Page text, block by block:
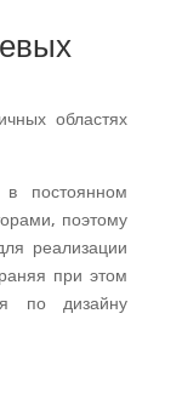
областях
постоянном
поэтому
реализации
при этом
по дизайну